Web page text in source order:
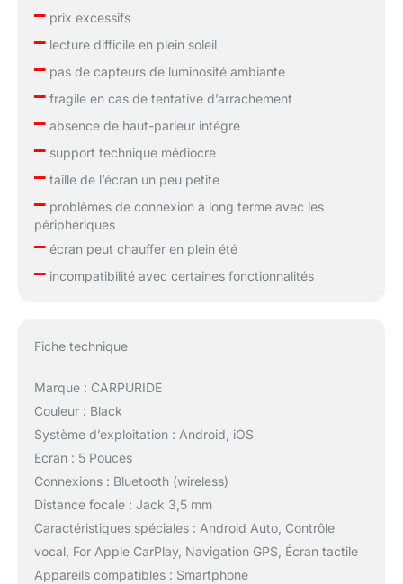
d'alimentation USB pour
connecter directement
USB de la moto. Le
W502 dispose d'une
inversions intégrée pour
plus de commodité.
connecté de manière
sera pas endommagé.
【Installation Facile】:
offrent une installation
permet de monter
facilement l'écran sur
(Câblage simple, ACC
+12V et terre),
REMARQUE : Pas
–prix excessifs
–lecture difficile en plein soleil
–pas de capteurs de luminosité ambiante
–fragile en cas de tentative d’arrachement
–absence de haut-parleur intégré
–support technique médiocre
–taille de l’écran un peu petite
–problèmes de connexion à long terme avec les
périphériques
–écran peut chauffer en plein été
–incompatibilité avec certaines fonctionnalités
Fiche technique
Marque : CARPURIDE
Couleur : Black
Système d’exploitation : Android, iOS
Ecran : 5 Pouces
Connexions : Bluetooth (wireless)
Distance focale : Jack 3,5 mm
Caractéristiques spéciales : Android Auto, Contrôle
vocal, For Apple CarPlay, Navigation GPS, Écran tactile
Appareils compatibles : Smartphone